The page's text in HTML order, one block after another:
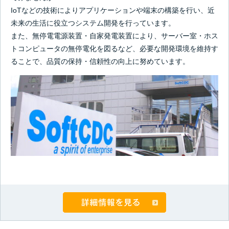
IoTなどの技術によりアプリケーションや端末の構築を行い、近
未来の生活に役立つシステム開発を行っています。
また、無停電電源装置・自家発電装置により、サーバー室・ホス
トコンピュータの無停電化を図るなど、必要な開発環境を維持す
ることで、品質の保持・信頼性の向上に努めています。